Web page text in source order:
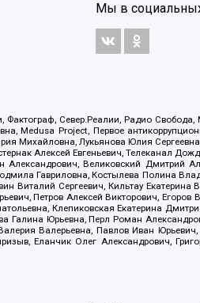
Мы в
Север.Реалии, Радио Свобода,
Medusa Project, Первое
Лукьянова Юлия
Алексей Евгеньевич, Телеканал
Великовский Дмитрий
Гавриловна, Костылева Полина
Виталий Сергеевич, Кильтау Екатерина
Петров Алексей Викторович,
Клепиковская Екатерина
Галина Юрьевна, Перл Роман
Валерьевна, Павлов Иван
Еланчик Олег Александрович,